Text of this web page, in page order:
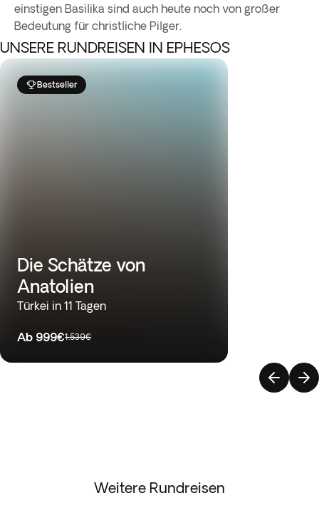
einstigen Basilika sind auch heute noch von großer
Bedeutung für christliche Pilger.
UNSERE RUNDREISEN IN EPHESOS
Bestseller
Die Schätze von
Anatolien
Türkei in 11 Tagen
Ab 999€1.539€
Weitere Rundreisen